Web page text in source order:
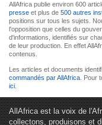
AllAfrica publie environ 600
presse et plus de 500 autres
positions sur tous les sujets.
l'opposition que celles du
d'informations, identifiés sur
de leur production. En effet
contenus.
Les articles et documents
commandés par AllAfrica . Pour
ici
AllAfrica est la voix de
collectons, produisons et